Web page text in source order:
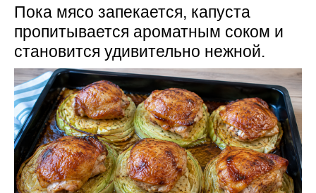
Пока мясо запекается, капуста
пропитывается ароматным соком и
становится удивительно нежной.